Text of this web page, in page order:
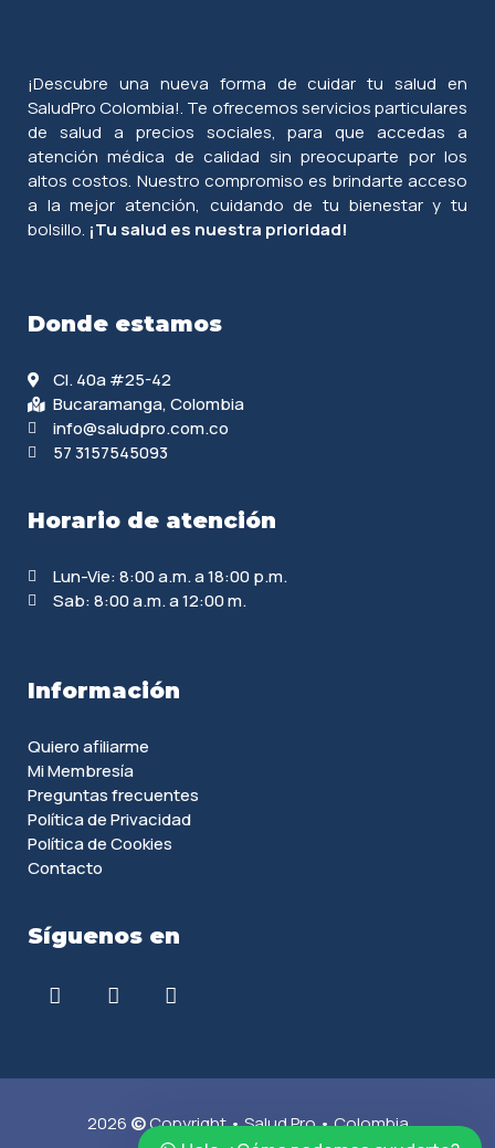
¡Descubre una nueva forma de cuidar tu salud en
SaludPro Colombia!. Te ofrecemos servicios particulares
de salud a precios sociales, para que accedas a
atención médica de calidad sin preocuparte por los
altos costos. Nuestro compromiso es brindarte acceso
a la mejor atención, cuidando de tu bienestar y tu
bolsillo. ¡Tu salud es nuestra prioridad!
Donde estamos
Cl. 40a #25-42
Bucaramanga, Colombia
info@saludpro.com.co
57 3157545093
Horario de atención
Lun-Vie: 8:00 a.m. a 18:00 p.m.
Sab: 8:00 a.m. a 12:00 m.
Información
Quiero afiliarme
Mi Membresía
Preguntas frecuentes
Política de Privacidad
Política de Cookies
Contacto
Síguenos en
2026 ©Copyright • Salud Pro • Colombia